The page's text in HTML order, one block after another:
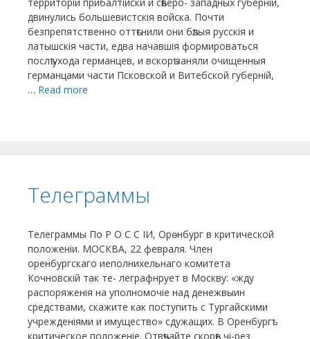
территорій прибалтійски и сѣверо- западных губерній,
двинулись большевистскія войска. Почти
безпрепятственно оттѣснили они бѣлыя русскія и
латышскія части, едва начавшія формироваться
послѣ ухода германцев, и вскорѣ заняли очищенныя
германцами части Псковской и Витебской губерній,
… Read more
Телеграммы
Телеграммы По Р О С С ІИ, Орѳнбург в критической
положеніи. МОСКВА, 22 февраля. Член
оренбургскаго иеполнихельнаго комитета
Кочновскій так те- леграфнрует в Москву: «жду
распоряженія на уполномочіе над денежвыин
средствами, скажите как поступить с Тургайскими
учрежденіями и имущество» сдужащих. В Оренбургѣ
критическое положеніе. Отвѣчайте скорѣе чі-рез